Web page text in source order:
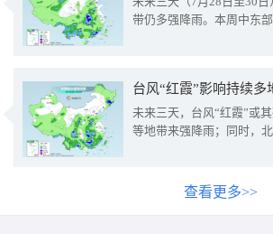
带仍多强降雨。本周中东
台风“红霞”影响持续
未来三天，台风“红霞”或
等地带来强降雨；同时，
查看更多>>